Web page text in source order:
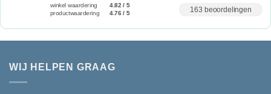
winkel waardering
4.82 / 5
productwaardering
4.76 / 5 163 beoordelingen
WIJ HELPEN GRAAG